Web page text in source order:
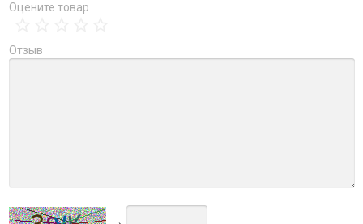
Оцените товар
Отзыв